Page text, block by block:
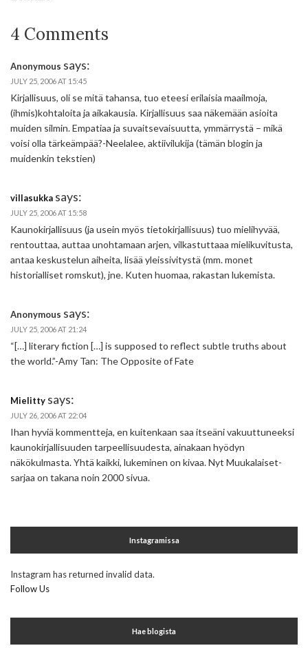
4 Comments
Anonymous says:
JULY 25, 2006 AT 15:45
Kirjallisuus, oli se mitä tahansa, tuo eteesi erilaisia maailmoja,
(ihmis)kohtaloita ja aikakausia. Kirjallisuus saa näkemään asioita
muiden silmin. Empatiaa ja suvaitsevaisuutta, ymmärrystä – mikä
voisi olla tärkeämpää?-Neelalee, aktiivilukija (tämän blogin ja
muidenkin tekstien)
villasukka says:
JULY 25, 2006 AT 15:58
Kaunokirjallisuus (ja usein myös tietokirjallisuus) tuo mielihyvää,
rentouttaa, auttaa unohtamaan arjen, vilkastuttaaa mielikuvitusta,
antaa keskustelun aiheita, lisää yleissivitystä (mm. monet
historialliset romskut), jne. Kuten huomaa, rakastan lukemista.
Anonymous says:
JULY 25, 2006 AT 21:24
“[…] literary fiction […] is supposed to reflect subtle truths about
the world.”-Amy Tan: The Opposite of Fate
Mielitty says:
JULY 26, 2006 AT 22:04
Ihan hyviä kommentteja, en kuitenkaan saa itseäni vakuuttuneeksi
kaunokirjallisuuden tarpeellisuudesta, ainakaan hyödyn
näkökulmasta. Yhtä kaikki, lukeminen on kivaa. Nyt Muukalaiset-
sarjaa on takana noin 2000 sivua.
Instagramissa
Instagram has returned invalid data.
Follow Us
Hae blogista